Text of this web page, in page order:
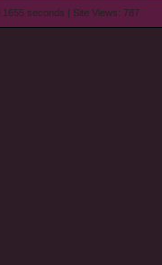
seconds | Site Views: 787